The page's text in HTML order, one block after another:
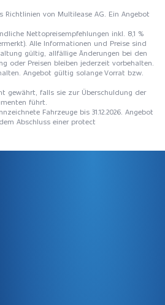
Richtlinien von Multilease AG. Ein Angebot
Nettopreisempfehlungen inkl. 8,1 %
Alle Informationen und Preise sind
gültig, allfällige Änderungen bei den
oder Preisen bleiben jederzeit vorbehalten.
Angebot gültig solange Vorrat bzw.
gewährt, falls sie zur Überschuldung der
führt.
Fahrzeuge bis 31.12.2026. Angebot
Abschluss einer protect